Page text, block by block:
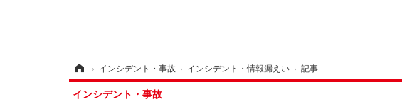
› インシデント・事故 › インシデント・情報漏えい › 記事
インシデント・事故